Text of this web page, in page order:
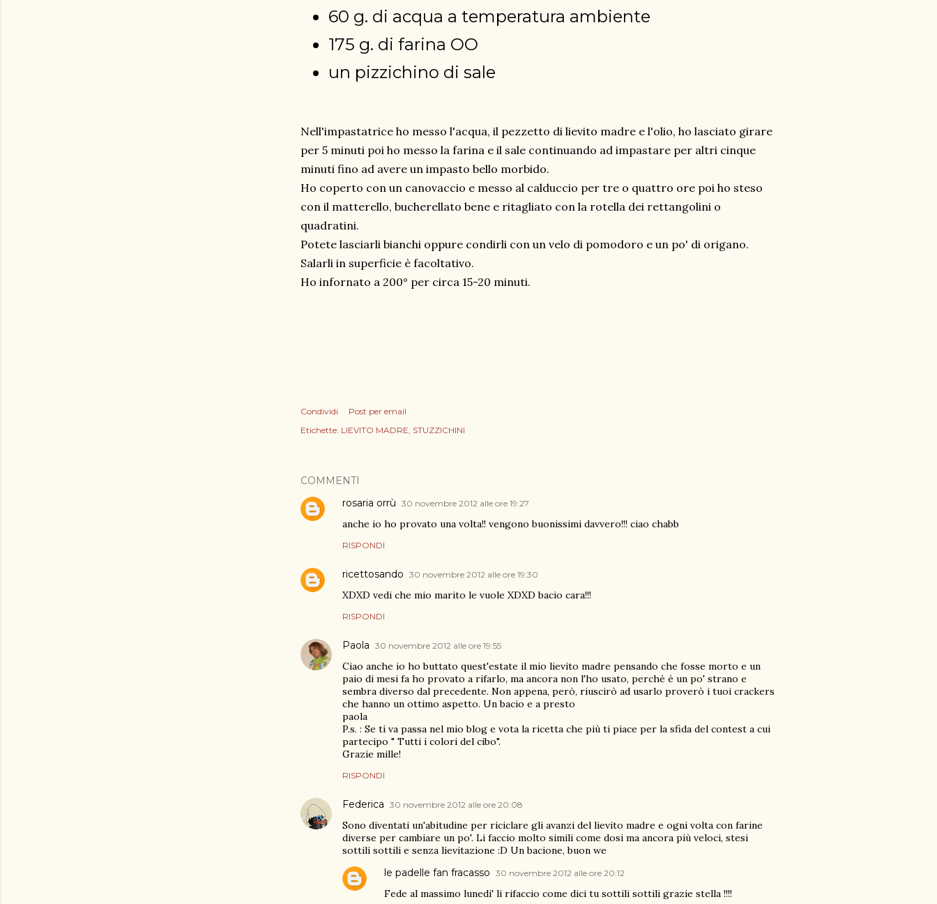
60 g. di acqua a temperatura ambiente
175 g. di farina OO
un pizzichino di sale
Nell'impastatrice ho messo l'acqua, il pezzetto di lievito madre e l'olio, ho lasciato girare
per 5 minuti poi ho messo la farina e il sale continuando ad impastare per altri cinque
minuti fino ad avere un impasto bello morbido.
Ho coperto con un canovaccio e messo al calduccio per tre o quattro ore poi ho steso
con il matterello, bucherellato bene e ritagliato con la rotella dei rettangolini o
quadratini.
Potete lasciarli bianchi oppure condirli con un velo di pomodoro e un po' di origano.
Salarli in superficie è facoltativo.
Ho infornato a 200° per circa 15-20 minuti.
Condividi
Post per email
Etichette: LIEVITO MADRE STUZZICHINI
COMMENTI
rosaria orrù 30 novembre 2012 alle ore 19:27
anche io ho provato una volta!! vengono buonissimi davvero!!! ciao chabb
RISPONDI
ricettosando 30 novembre 2012 alle ore 19:30
XDXD vedi che mio marito le vuole XDXD bacio cara!!!
RISPONDI
Paola 30 novembre 2012 alle ore 19:55
Ciao anche io ho buttato quest'estate il mio lievito madre pensando che fosse morto e un
paio di mesi fa ho provato a rifarlo, ma ancora non l'ho usato, perchè è un po' strano e
sembra diverso dal precedente. Non appena, però, riuscirò ad usarlo proverò i tuoi crackers
che hanno un ottimo aspetto. Un bacio e a presto
paola
P.s. : Se ti va passa nel mio blog e vota la ricetta che più ti piace per la sfida del contest a cui
partecipo " Tutti i colori del cibo".
Grazie mille!
RISPONDI
Federica 30 novembre 2012 alle ore 20:08
Sono diventati un'abitudine per riciclare gli avanzi del lievito madre e ogni volta con farine
diverse per cambiare un po'. Li faccio molto simili come dosi ma ancora più veloci, stesi
sottili sottili e senza lievitazione :D Un bacione, buon we
le padelle fan fracasso 30 novembre 2012 alle ore 20:12
Fede al massimo lunedi' li rifaccio come dici tu sottili sottili grazie stella !!!!